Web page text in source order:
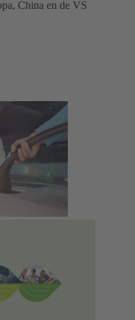
China en de VS